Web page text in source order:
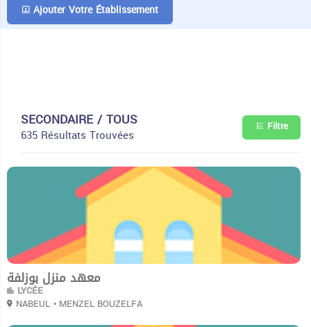
Ajouter Votre Établissement
SECONDAIRE / TOUS
635 Résultats Trouvées Filtre
معهد منزل بوزلفة
LYCÉE
NABEUL • MENZEL BOUZELFA